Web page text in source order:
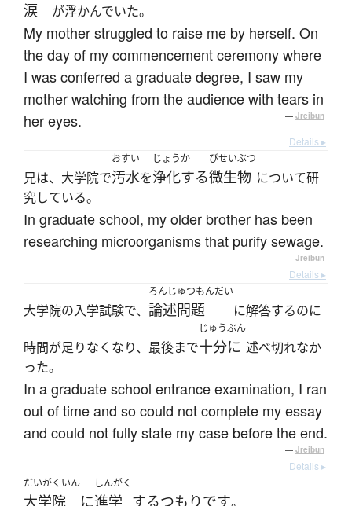
涙 が浮かんでいた。
My mother struggled to raise me by herself. On
the day of my commencement ceremony where
I was conferred a graduate degree, I saw my
mother watching from the audience with tears in
her eyes.
— Jreibun
Details ▸
兄は、大学院で
おすい
汚水を
じょうか
浄化する
びせいぶつ
微生物 について研
究している。
In graduate school, my older brother has been
researching microorganisms that purify sewage.
— Jreibun
Details ▸
大学院の入学試験で、
ろんじゅつもんだい
論述問題 に解答するのに
時間が足りなくなり、最後まで
じゅうぶん
十分に 述べ切れなか
った。
In a graduate school entrance examination, I ran
out of time and so could not complete my essay
and could not fully state my case before the end.
— Jreibun
Details ▸
だいがくいん
大学院 に
しんがく
進学 するつもりです。